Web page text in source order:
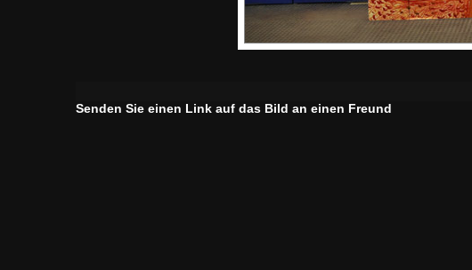
Senden Sie einen Link auf das Bild an einen Freund